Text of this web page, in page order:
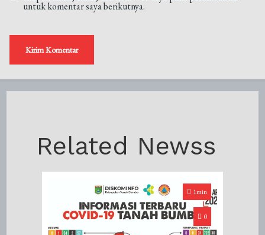
untuk komentar saya berikutnya.
Related Newss
1min
0